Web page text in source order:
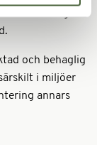
och behaglig
i miljöer
annars